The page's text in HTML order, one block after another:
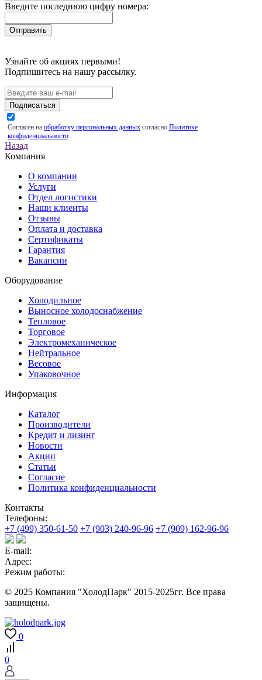
Введите последнюю цифру номера:
Узнайте об акциях первыми!
Подпишитесь на нашу рассылку.
Подписаться
Согласен на обработку персональных данных согласно Политике
конфиденциальности.
Назад
Компания
О компании
Услуги
Отдел логистики
Наши клиенты
Отзывы
Оплата и доставка
Сертификаты
Гарантия
Вакансии
Оборудование
Холодильное
Выносное холодоснабжение
Тепловое
Торговое
Электромеханическое
Нейтральное
Весовое
Упаковочное
Информация
Каталог
Производители
Кредит и лизинг
Новости
Акции
Статьи
Согласие
Политика конфиденциальности
Контакты
Телефоны:
+7 (499) 350-61-50 +7 (903) 240-96-96 +7 (909) 162-96-96
E-mail:
Адрес:
Режим работы:
© 2025 Компания "ХолодПарк" 2015-2025гг. Все права
защищены.
0
0